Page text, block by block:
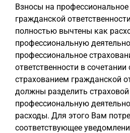
Взносы на профессиональное
гражданской
полностью вычтены как
профессиональную
профессиональное
ответственности в
страхованием гражданской
должны разделить
профессиональную
расходы. Для этого Вам
соответствующее